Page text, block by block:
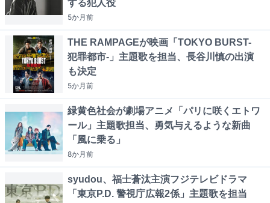
する犯人役
5か月前
THE RAMPAGEが映画「TOKYO BURST-
犯罪都市-」主題歌を担当、長谷川慎の出演
も決定
5か月前
緑黄色社会が劇場アニメ「パリに咲くエトワ
ール」主題歌担当、勇気与えるような新曲
「風に乗る」
8か月前
syudou、福士蒼汰主演フジテレビドラマ
「東京P.D. 警視庁広報2係」主題歌を担当